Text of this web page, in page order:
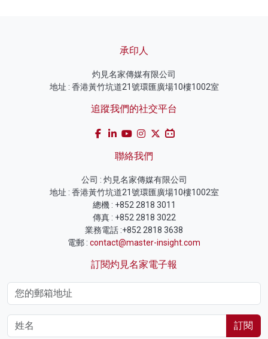
承印人
灼見名家傳媒有限公司
地址 : 香港黃竹坑道21號環匯廣場10樓1002室
追蹤我們的社交平台
聯絡我們
公司 : 灼見名家傳媒有限公司
地址 : 香港黃竹坑道21號環匯廣場10樓1002室
總機 : +852 2818 3011
傳真 : +852 2818 3022
業務電話 :+852 2818 3638
電郵 : contact@master-insight.com
訂閱灼見名家電子報
訂閱